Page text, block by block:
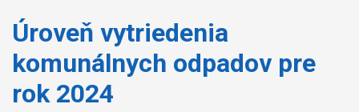
Úroveň vytriedenia
komunálnych odpadov pre
rok 2024